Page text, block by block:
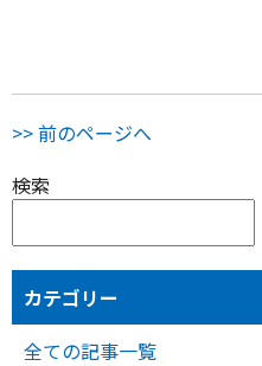
>> 前のページへ
検索
カテゴリー
全ての記事一覧